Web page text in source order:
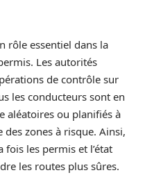
rôle essentiel dans la
Les autorités
de contrôle sur
les conducteurs sont en
aléatoires ou planifiés à
des zones à risque. Ainsi,
les permis et l’état
les routes plus sûres.